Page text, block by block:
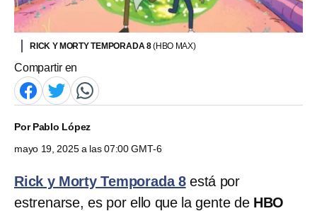
RICK Y MORTY TEMPORADA 8(HBO MAX)
Compartir en
PorPablo López
mayo 19, 2025 a las 07:00 GMT-6
Rick y Morty Temporada 8está por
estrenarse, es por ello que la gente de HBO